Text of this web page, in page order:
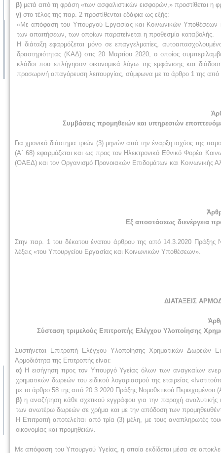
β) μετά από τη φράση «των ασφαλιστικών εισφορών,» προστίθεται η
γ) στο τέλος της παρ. 2 προστίθενται εδάφια ως εξής:
«Με απόφαση του Υπουργού Εργασίας και Κοινωνικών Υποθέσεων
των απαιτήσεων, των οποίων παρατείνεται η προθεσμία καταβολής.
Η διάταξη εφαρμόζεται μόνο σε επαγγελματίες,
δραστηριότητας (ΚΑΔ) στις 20 Μαρτίου 2020, ο οποίος
κλάδοι που επλήγησαν οικονομικά λόγω της εμφάνισης και
προσωρινή απαγόρευση λειτουργίας, σύμφωνα με το άρθρο 1 της
Συμβάσεις προμηθειών και υπηρεσιών
Για χρονικό διάστημα τριών (3) μηνών από την έναρξη ισχύος της
(Α΄ 68) εφαρμόζεται και ως προς τον Ηλεκτρονικό Εθνικό Φορέα
(ΟΑΕΔ) και τον Οργανισμό Προνοιακών Επιδομάτων και Κοινωνικής
Εξ αποστάσεως διενέργεια
Στην παρ. 1 του δέκατου ένατου άρθρου της από 14.3.2020 Πράξης
λέξεις «του Υπουργείου Εργασίας και Κοινωνικών Υποθέσεων».
ΔΙΑΤΑΞΕΙΣ
Σύσταση τριμελούς Επιτροπής Ελέγχου Υλοποίησης
Συστήνεται Επιτροπή Ελέγχου Υλοποίησης Χρηματικών Δωρεών
Αρμοδιότητα της Επιτροπής είναι:
α) Η εισήγηση προς τον Υπουργό Υγείας όλων των αναγκαίων
χρηματικών δωρεών του ειδικού λογαριασμού της εταιρείας
με το άρθρο 58 της από 20.3.2020 Πράξης Νομοθετικού Περιεχομένου
β) η αναζήτηση κάθε σχετικού εγγράφου για την παροχή
των ανωτέρω δωρεών σε χρήμα και με την απόδοση των
Η Επιτροπή αποτελείται από τρία (3) μέλη, με τους αναπληρωτές
οικονομίας και προμηθειών.
Με απόφαση του Υπουργού Υγείας, η οποία εκδίδεται μέσα σε